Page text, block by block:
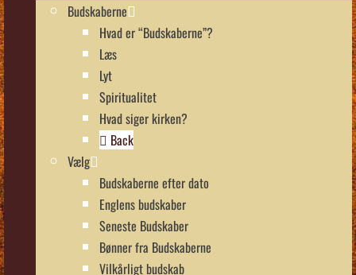
Budskaberne
Hvad er “Budskaberne”?
Læs
Lyt
Spiritualitet
Hvad siger kirken?
Back
Vælg
Budskaberne efter dato
Englens budskaber
Seneste Budskaber
Bønner fra Budskaberne
Vilkårligt budskab